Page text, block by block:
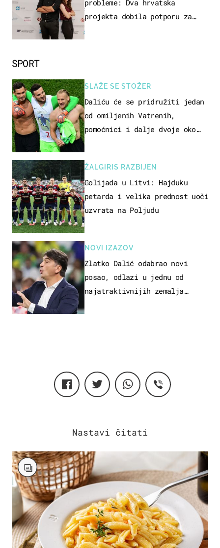
SPORT
SLAŽE SE STOŽER
Daliću će se pridružiti jedan
od omiljenih Vatrenih,
pomoćnici i dalje dvoje oko
ŽALGIRIS RAZBIJEN
Golijada u Litvi: Hajduku
petarda i velika prednost uoči
uzvrata na Poljudu
NOVI IZAZOV
Zlatko Dalić odabrao novi
posao, odlazi u jednu od
najatraktivnijih zemalja
probleme: Dva hrvatska
projekta dobila potporu za